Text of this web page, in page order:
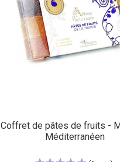
Coffret de pâtes de fruits -
Méditerranéen